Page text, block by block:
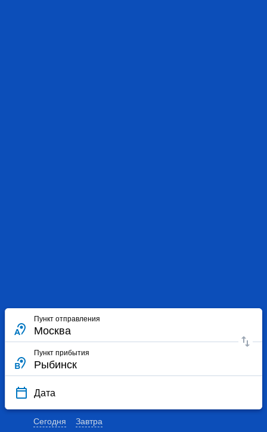
Пункт отправления
Пункт прибытия
Дата
Сегодня Завтра